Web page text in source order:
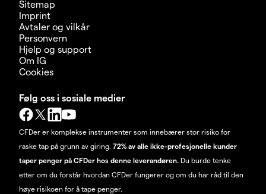
Sitemap
Imprint
Avtaler og vilkår
Personvern
Hjelp og support
Om IG
Cookies
Følg oss i sosiale medier
CFDer er komplekse instrumenter som innebærer stor risiko for
raske tap på grunn av giring. 72% av alle ikke-profesjonelle kunder
taper penger på CFDer hos denne leverandøren. Du burde tenke
etter om du forstår hvordan CFDer fungerer og om du har råd til den
høye risikoen for å tape penger.